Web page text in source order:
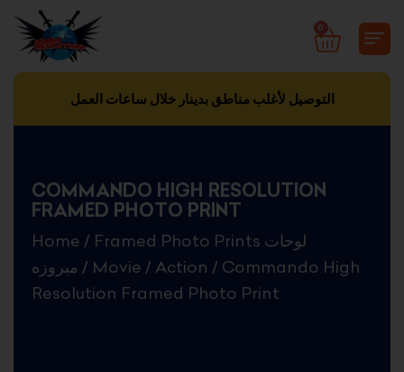
content
0
CART
التوصيل لأغلب مناطق بدينار خلال ساعات العمل
COMMANDO HIGH RESOLUTION
FRAMED PHOTO PRINT
Home / Framed Photo Prints لوحات
مبروزه / Movie / Action / Commando High
Resolution Framed Photo Print